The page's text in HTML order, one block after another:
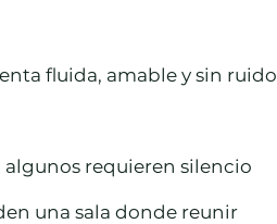
fluida, amable y sin ruido
algunos requieren silencio
una sala donde reunir